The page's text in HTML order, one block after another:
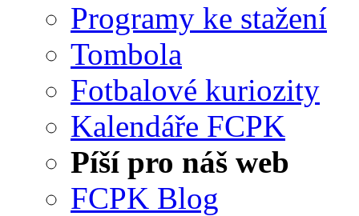
Programy ke stažení
Tombola
Fotbalové kuriozity
Kalendáře FCPK
Píší pro náš web
FCPK Blog